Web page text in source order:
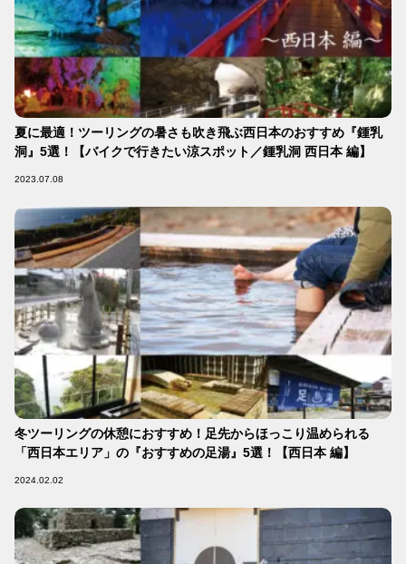
夏に最適！ツーリングの暑さも吹き飛ぶ西日本のおすすめ『鍾乳
洞』5選！【バイクで行きたい涼スポット／鍾乳洞 西日本 編】
2023.07.08
冬ツーリングの休憩におすすめ！足先からほっこり温められる
「西日本エリア」の『おすすめの足湯』5選！【西日本 編】
2024.02.02